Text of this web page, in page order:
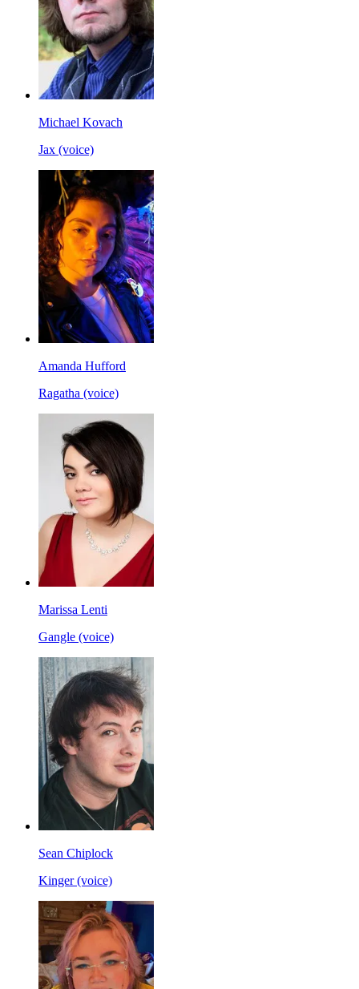
Michael Kovach
Jax (voice)
Amanda Hufford
Ragatha (voice)
Marissa Lenti
Gangle (voice)
Sean Chiplock
Kinger (voice)